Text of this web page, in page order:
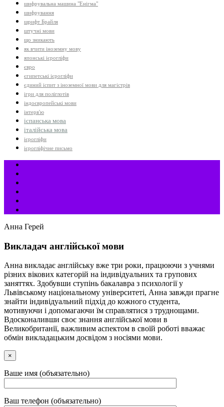
шифрувальна машина "Енігма"
шифрування
шрифт Брайля
штучні мови
що зникають
як вчити іноземну мову
японські ієрогліфи
євро
єгипетські ієрогліфи
єдиний іспит з іноземної мови для магістрів
ігри для поліглотів
індоєвропейські мови
інтерв'ю
іспанська мова
італійська мова
ієрогліфи
ієрогліфічне письмо
Анна Герей
Викладач англійської мови
Анна викладає англійську вже три роки, працюючи з учнями
різних вікових категорій на індивідуальних та групових
заняттях. Здобувши ступінь бакалавра з психології у
Львівському національному університеті, Анна завжди прагне
знайти індивідуальний підхід до кожного студента,
мотивуючи і допомагаючи їм справлятися з труднощами.
Вдосконаливши своє знання англійської мови в
Великобританії, важливим аспектом в своїй роботі вважає
обмін викладацьким досвідом з носіями мови.
×
Ваше имя (объязательно)
Ваш телефон (объязательно)